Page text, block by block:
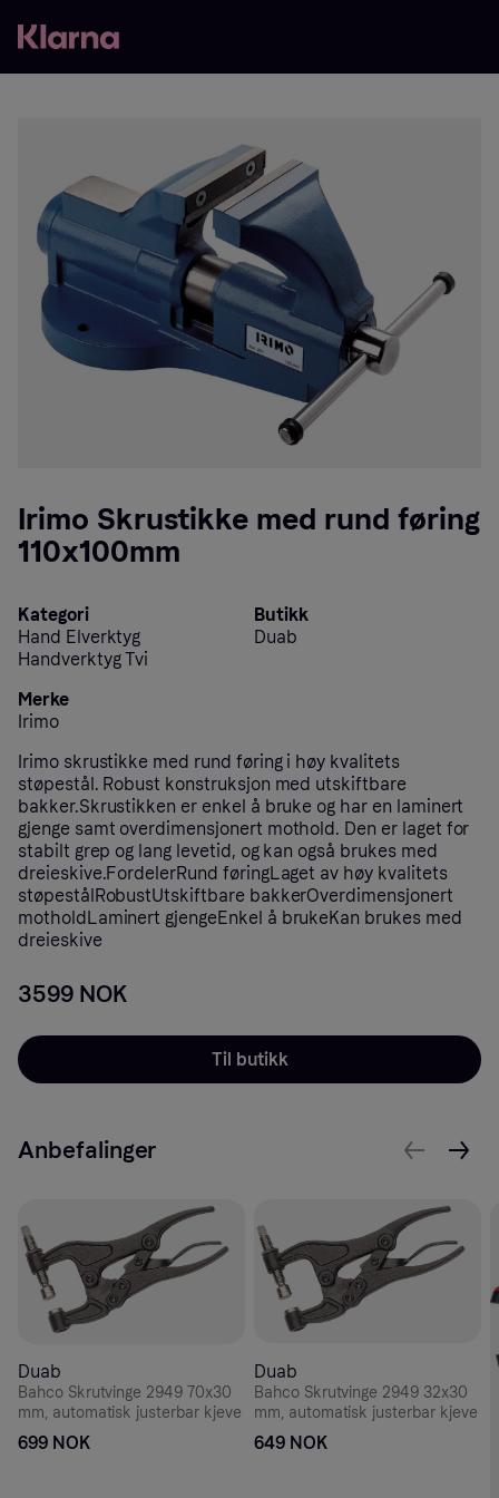
Irimo Skrustikke med rund føring
110x100mm
Kategori
Hand Elverktyg
Handverktyg Tvi
Butikk
Duab
Merke
Irimo
Irimo skrustikke med rund føring i høy kvalitets
støpestål. Robust konstruksjon med utskiftbare
bakker.Skrustikken er enkel å bruke og har en laminert
gjenge samt overdimensjonert mothold. Den er laget for
stabilt grep og lang levetid, og kan også brukes med
dreieskive.FordelerRund føringLaget av høy kvalitets
støpestålRobustUtskiftbare bakkerOverdimensjonert
motholdLaminert gjengeEnkel å brukeKan brukes med
dreieskive
3599 NOK
Til butikk
Anbefalinger
Duab
Bahco Skrutvinge 2949 70x30
mm, automatisk justerbar kjeve
699 NOK
Duab
Bahco Skrutvinge 2949 32x30
mm, automatisk justerbar kjeve
649 NOK